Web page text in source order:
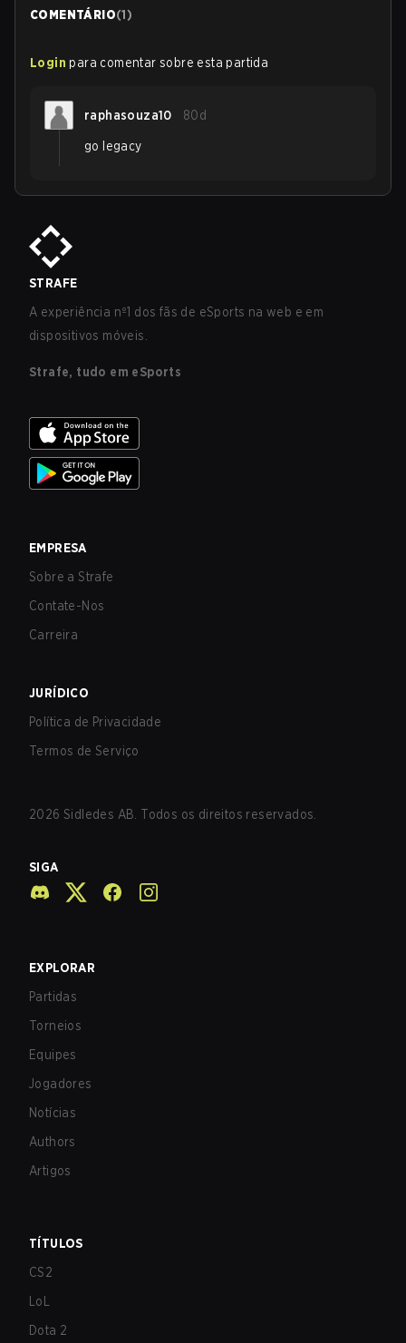
COMENTÁRIO(1)
Login para comentar sobre esta partida
raphasouza10 80d
go legacy
STRAFE
A experiência nº1 dos fãs de eSports na web e em
dispositivos móveis.
Strafe, tudo em eSports
EMPRESA
Sobre a Strafe
Contate-Nos
Carreira
JURÍDICO
Política de Privacidade
Termos de Serviço
2026 Sidledes AB. Todos os direitos reservados.
SIGA
EXPLORAR
Partidas
Torneios
Equipes
Jogadores
Notícias
Authors
Artigos
TÍTULOS
CS2
LoL
Dota 2